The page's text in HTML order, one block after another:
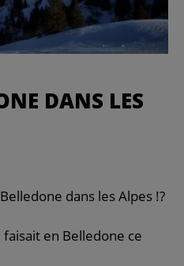
DANS LES
dans les Alpes !?
en Belledone ce